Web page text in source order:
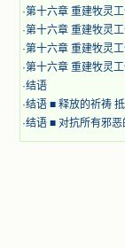
·第十六章 重建牧灵
·第十六章 重建牧灵
·第十六章 重建牧灵
·第十六章 重建牧灵
·结语
·结语 ■ 释放的祈祷
·结语 ■ 对抗所有邪恶